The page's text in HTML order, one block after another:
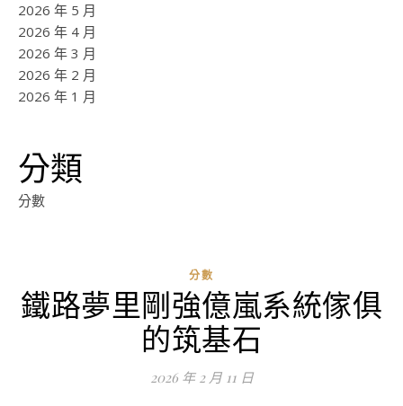
2026 年 5 月
2026 年 4 月
2026 年 3 月
2026 年 2 月
2026 年 1 月
分類
分數
分數
鐵路夢里剛強億嵐系統傢俱
的筑基石
2026 年 2 月 11 日